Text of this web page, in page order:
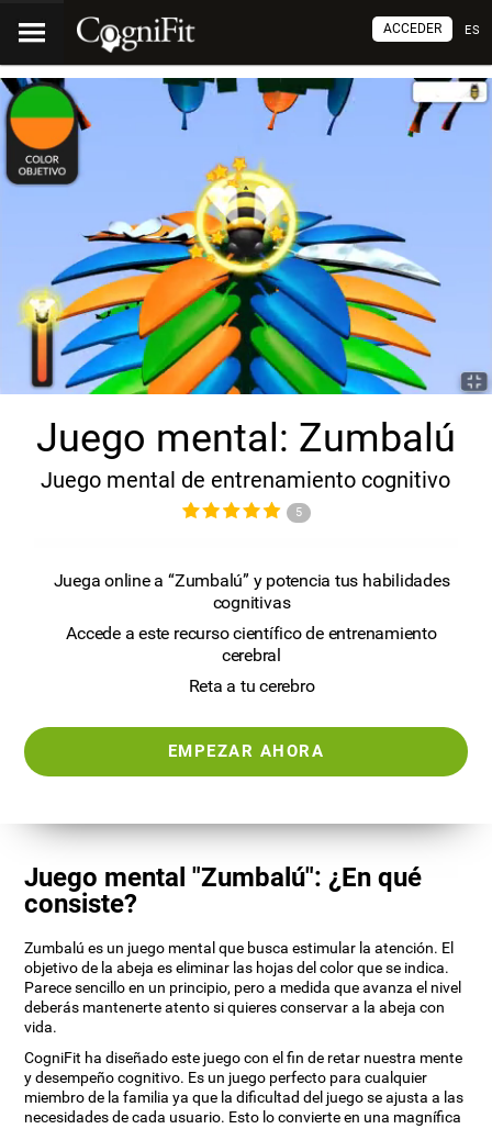
ES
ACCEDER
Juego mental: Zumbalú
Juego mental de entrenamiento cognitivo
5
Juega online a “Zumbalú” y potencia tus habilidades
cognitivas
Accede a este recurso científico de entrenamiento
cerebral
Reta a tu cerebro
EMPEZAR AHORA
Juego mental "Zumbalú": ¿En qué
consiste?
Zumbalú es un juego mental que busca estimular la atención. El
objetivo de la abeja es eliminar las hojas del color que se indica.
Parece sencillo en un principio, pero a medida que avanza el nivel
deberás mantenerte atento si quieres conservar a la abeja con
vida.
CogniFit ha diseñado este juego con el fin de retar nuestra mente
y desempeño cognitivo. Es un juego perfecto para cualquier
miembro de la familia ya que la dificultad del juego se ajusta a las
necesidades de cada usuario. Esto lo convierte en una magnífica